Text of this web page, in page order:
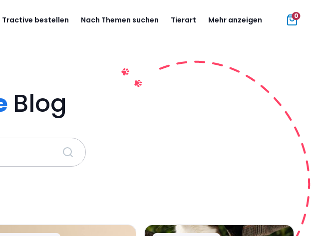
Tractive bestellen Nach Themen suchen Tierart Mehr anzeigen 0
Blog